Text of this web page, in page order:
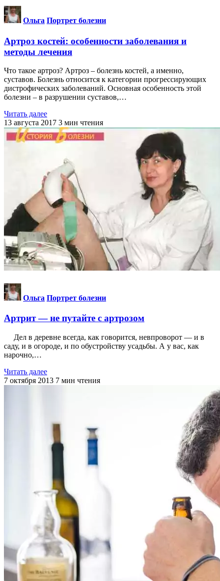
Ольга Портрет болезни
Артроз костей: особенности заболевания и
методы лечения
Что такое артроз? Артроз – болезнь костей, а именно,
суставов. Болезнь относится к категории прогрессирующих
дистрофических заболеваний. Основная особенность этой
болезни – в разрушении суставов,…
Читать далее
13 августа 2017 3 мин чтения
Ольга Портрет болезни
Артрит — не путайте с артрозом
Дел в деревне всегда, как говорится, невпро­ворот — и в
саду, и в огороде, и по обустройству усадь­бы. А у вас, как
нарочно,…
Читать далее
7 октября 2013 7 мин чтения